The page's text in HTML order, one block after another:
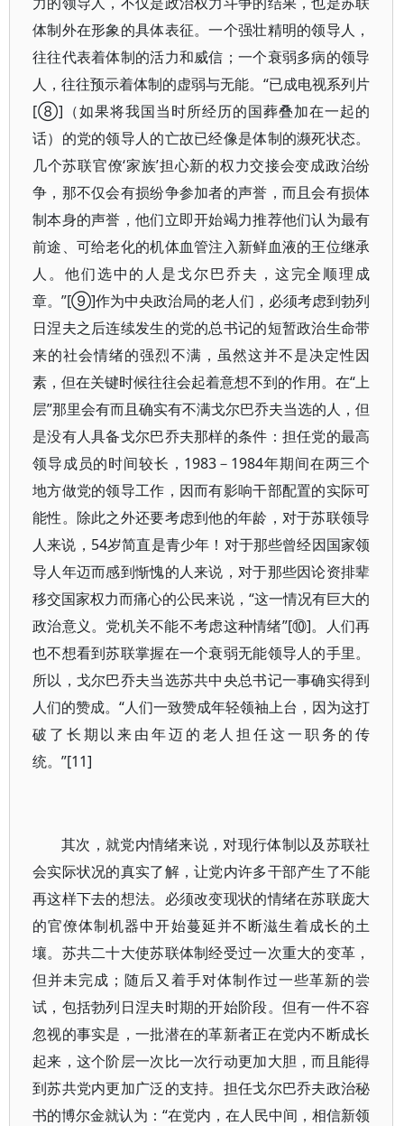
体制外在形象的具体表征。一个强壮精明的领导人，
往往代表着体制的活力和威信；一个衰弱多病的领导
人，往往预示着体制的虚弱与无能。“已成电视系列片
[⑧]（如果将我国当时所经历的国葬叠加在一起的
话）的党的领导人的亡故已经像是体制的濒死状态。
几个苏联官僚‘家族’担心新的权力交接会变成政治纷
争，那不仅会有损纷争参加者的声誉，而且会有损体
制本身的声誉，他们立即开始竭力推荐他们认为最有
前途、可给老化的机体血管注入新鲜血液的王位继承
人。他们选中的人是戈尔巴乔夫，这完全顺理成
章。”[⑨]作为中央政治局的老人们，必须考虑到勃列
日涅夫之后连续发生的党的总书记的短暂政治生命带
来的社会情绪的强烈不满，虽然这并不是决定性因
素，但在关键时候往往会起着意想不到的作用。在“上
层”那里会有而且确实有不满戈尔巴乔夫当选的人，但
是没有人具备戈尔巴乔夫那样的条件：担任党的最高
领导成员的时间较长，1983－1984年期间在两三个
地方做党的领导工作，因而有影响干部配置的实际可
能性。除此之外还要考虑到他的年龄，对于苏联领导
人来说，54岁简直是青少年！对于那些曾经因国家领
导人年迈而感到惭愧的人来说，对于那些因论资排辈
移交国家权力而痛心的公民来说，“这一情况有巨大的
政治意义。党机关不能不考虑这种情绪”[⑩]。人们再
也不想看到苏联掌握在一个衰弱无能领导人的手里。
所以，戈尔巴乔夫当选苏共中央总书记一事确实得到
人们的赞成。“人们一致赞成年轻领袖上台，因为这打
破了长期以来由年迈的老人担任这一职务的传
统。”[11]
其次，就党内情绪来说，对现行体制以及苏联社
会实际状况的真实了解，让党内许多干部产生了不能
再这样下去的想法。必须改变现状的情绪在苏联庞大
的官僚体制机器中开始蔓延并不断滋生着成长的土
壤。苏共二十大使苏联体制经受过一次重大的变革，
但并未完成；随后又着手对体制作过一些革新的尝
试，包括勃列日涅夫时期的开始阶段。但有一件不容
忽视的事实是，一批潜在的革新者正在党内不断成长
起来，这个阶层一次比一次行动更加大胆，而且能得
到苏共党内更加广泛的支持。担任戈尔巴乔夫政治秘
书的博尔金就认为：“在党内，在人民中间，相信新领